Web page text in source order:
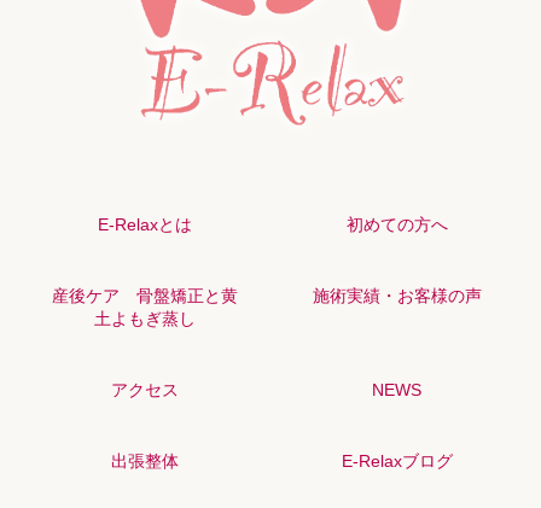
E-Relaxとは 初めての方へ
産後ケア 骨盤矯正と黄
土よもぎ蒸し
施術実績・お客様の声
アクセス NEWS
出張整体 E-Relaxブログ